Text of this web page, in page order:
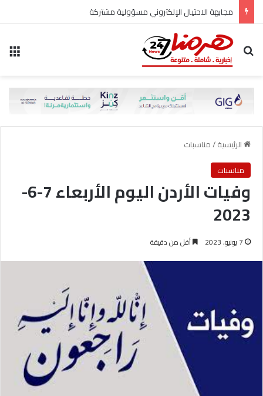
مجابهة الاحتيال الإلكتروني مسؤولية مشتركة
بحث عن
الرئيسية/مناسبات
مناسبات
وفيات الأردن اليوم الأربعاء 7-6-
2023
7 يونيو، 2023 أقل من دقيقة